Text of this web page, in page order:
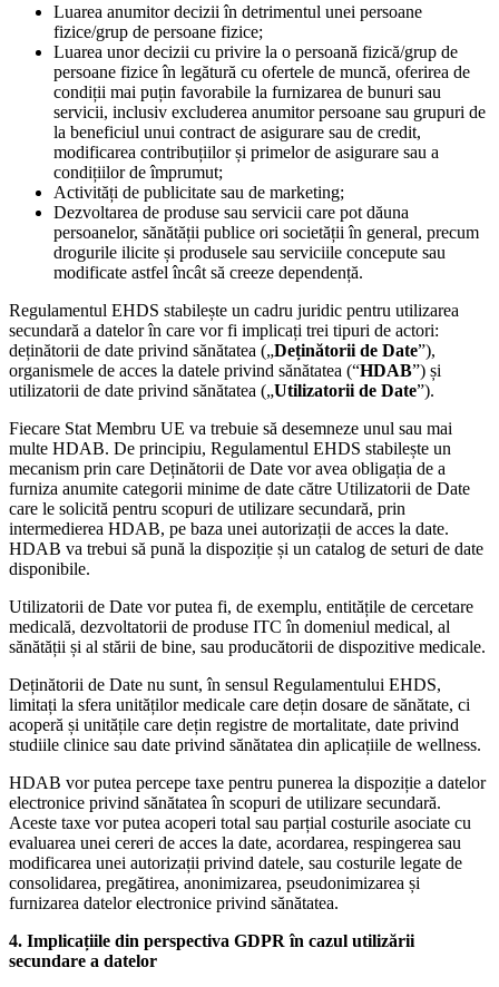
Luarea anumitor decizii în detrimentul unei persoane
fizice/grup de persoane fizice;
Luarea unor decizii cu privire la o persoană fizică/grup de
persoane fizice în legătură cu ofertele de muncă, oferirea de
condiții mai puțin favorabile la furnizarea de bunuri sau
servicii, inclusiv excluderea anumitor persoane sau grupuri de
la beneficiul unui contract de asigurare sau de credit,
modificarea contribuțiilor și primelor de asigurare sau a
condițiilor de împrumut;
Activități de publicitate sau de marketing;
Dezvoltarea de produse sau servicii care pot dăuna
persoanelor, sănătății publice ori societății în general, precum
drogurile ilicite și produsele sau serviciile concepute sau
modificate astfel încât să creeze dependență.
Regulamentul EHDS stabilește un cadru juridic pentru utilizarea
secundară a datelor în care vor fi implicați trei tipuri de actori:
deținătorii de date privind sănătatea („Deținătorii de Date”),
organismele de acces la datele privind sănătatea (“HDAB”) și
utilizatorii de date privind sănătatea („Utilizatorii de Date”).
Fiecare Stat Membru UE va trebuie să desemneze unul sau mai
multe HDAB. De principiu, Regulamentul EHDS stabilește un
mecanism prin care Deținătorii de Date vor avea obligația de a
furniza anumite categorii minime de date către Utilizatorii de Date
care le solicită pentru scopuri de utilizare secundară, prin
intermedierea HDAB, pe baza unei autorizații de acces la date.
HDAB va trebui să pună la dispoziție și un catalog de seturi de date
disponibile.
Utilizatorii de Date vor putea fi, de exemplu, entitățile de cercetare
medicală, dezvoltatorii de produse ITC în domeniul medical, al
sănătății și al stării de bine, sau producătorii de dispozitive medicale.
Deținătorii de Date nu sunt, în sensul Regulamentului EHDS,
limitați la sfera unităților medicale care dețin dosare de sănătate, ci
acoperă și unitățile care dețin registre de mortalitate, date privind
studiile clinice sau date privind sănătatea din aplicațiile de wellness.
HDAB vor putea percepe taxe pentru punerea la dispoziție a datelor
electronice privind sănătatea în scopuri de utilizare secundară.
Aceste taxe vor putea acoperi total sau parțial costurile asociate cu
evaluarea unei cereri de acces la date, acordarea, respingerea sau
modificarea unei autorizații privind datele, sau costurile legate de
consolidarea, pregătirea, anonimizarea, pseudonimizarea și
furnizarea datelor electronice privind sănătatea.
4. Implicațiile din perspectiva GDPR în cazul utilizării
secundare a datelor